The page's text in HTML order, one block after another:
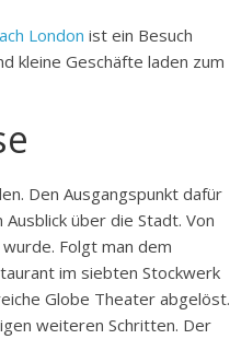
London ist ein Besuch
kleine Geschäfte laden zum
Den Ausgangspunkt dafür
über die Stadt. Von
Folgt man dem
im siebten Stockwerk
Globe Theater abgelöst.
weiteren Schritten. Der